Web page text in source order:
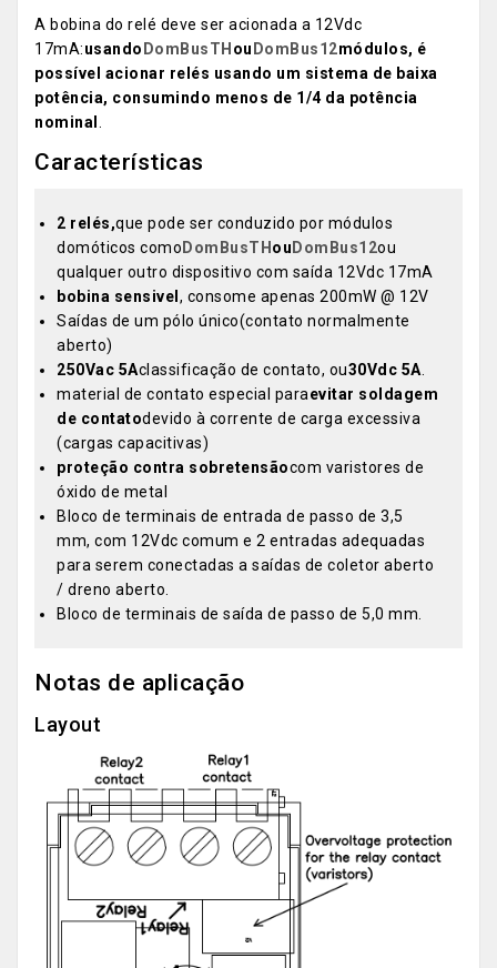
A bobina do relé deve ser acionada a 12Vdc
17mA:usando DomBusTH ou DomBus12módulos, é
possível acionar relés usando um sistema de baixa
potência, consumindo menos de 1/4 da potência
nominal .
Características
2 relés,que pode ser conduzido por módulos
domóticos como DomBusTH ou DomBus12ou
qualquer outro dispositivo com saída 12Vdc 17mA
bobina sensivel , consome apenas 200mW @ 12V
Saídas de um pólo único(contato normalmente
aberto)
250Vac 5Aclassificação de contato, ou30Vdc 5A.
material de contato especial paraevitar soldagem
de contatodevido à corrente de carga excessiva
(cargas capacitivas)
proteção contra sobretensãocom varistores de
óxido de metal
Bloco de terminais de entrada de passo de 3,5
mm, com 12Vdc comum e 2 entradas adequadas
para serem conectadas a saídas de coletor aberto
/ dreno aberto.
Bloco de terminais de saída de passo de 5,0 mm.
Notas de aplicação
Layout